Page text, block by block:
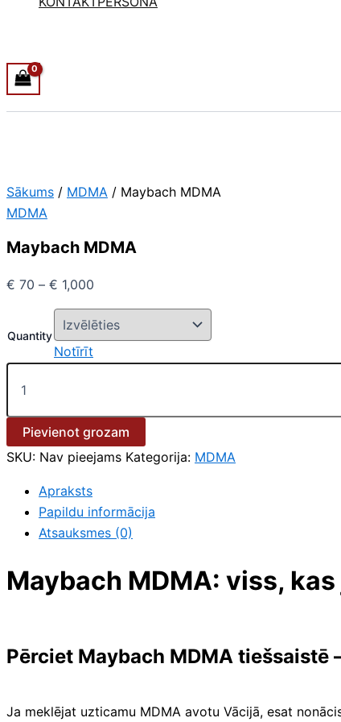
Sākums / MDMA / Maybach MDMA
MDMA
Maybach MDMA
€ 70 – € 1,000
Quantity
Notīrīt
Pievienot grozam
SKU: Nav pieejams Kategorija: MDMA
Apraksts
Papildu informācija
Atsauksmes (0)
Maybach MDMA: viss,
Pērciet Maybach MDMA
Ja meklējat uzticamu MDMA avotu Vācijā, esat